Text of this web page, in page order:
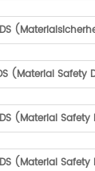
(Material Safety
(Material Safety
(Material Safety